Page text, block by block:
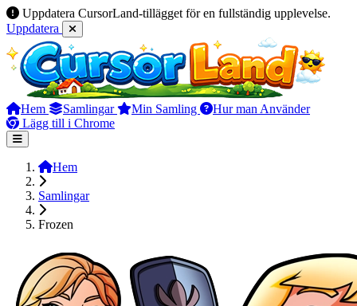
Uppdatera CursorLand-tillägget för en fullständig upplevelse.
Uppdatera
Hem Samlingar Min Samling
Hur man Använder
Lägg till i Chrome
Hem
Samlingar
Frozen